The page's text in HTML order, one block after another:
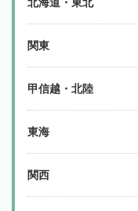
北海道・東北
関東
甲信越・北陸
東海
関西